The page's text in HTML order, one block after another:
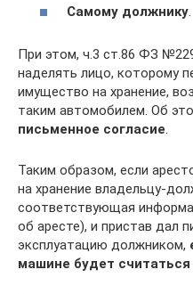
Самому должнику.
При этом, ч.3 ст.86 ФЗ
наделять лицо, которому
имущество на хранение,
таким автомобилем. Об
письменное согласие.
Таким образом, если
на хранение владельцу-
соответствующая
об аресте), и пристав дал
эксплуатацию должником,
машине будет считаться